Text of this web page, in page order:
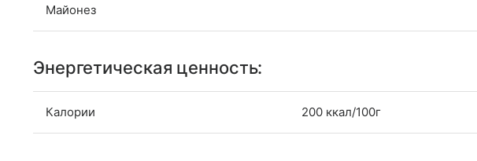
Майонез
Энергетическая ценность:
Калории 200 ккал/100г